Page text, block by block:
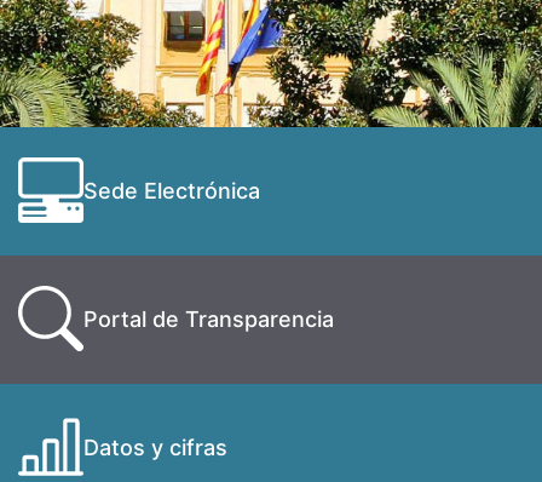
Sede Electrónica
Portal de Transparencia
Datos y cifras